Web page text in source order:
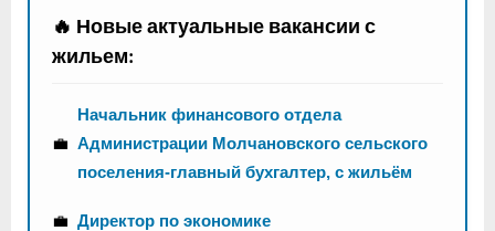
🔥 Новые актуальные вакансии с
жильем:
💼
Начальник финансового отдела
Администрации Молчановского сельского
поселения-главный бухгалтер, с жильём
💼 Директор по экономике